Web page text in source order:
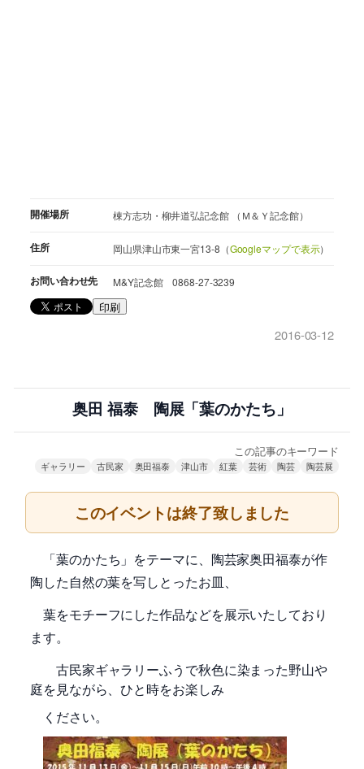
開催場所 棟方志功・柳井道弘記念館 （Ｍ＆Ｙ記念館）
住所 岡山県津山市東一宮13-8（Googleマップで表示）
お問い合わせ先 M&Y記念館 0868-27-3239
印刷
2016-03-12
奥田 福泰 陶展「葉のかたち」
この記事のキーワード
ギャラリー 古民家 奥田福泰 津山市 紅葉 芸術 陶芸 陶芸展
このイベントは終了致しました
「葉のかたち」をテーマに、陶芸家奥田福泰が作
陶した自然の葉を写しとったお皿、
葉をモチーフにした作品などを展示いたしており
ます。
古民家ギャラリーふうで秋色に染まった野山や
庭を見ながら、ひと時をお楽しみ
ください。